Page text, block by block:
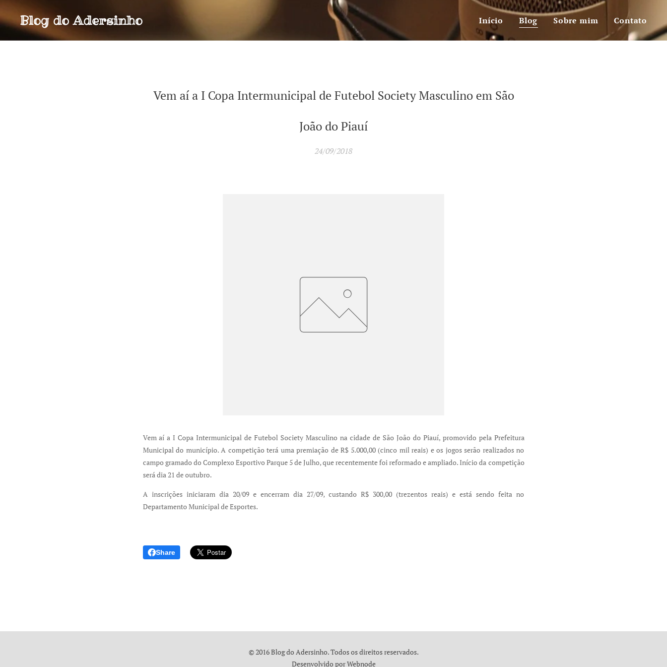
Blog doAdersinho Início Blog Sobre mim Contato
Vem aí a I Copa Intermunicipal de Futebol Society Masculino em São
João do Piauí
24/09/2018
Vem aí a I Copa Intermunicipal de Futebol Society Masculino na cidade de São João do Piauí, promovido pela Prefeitura
Municipal do município. A competição terá uma premiação de R$ 5.000,00 (cinco mil reais) e os jogos serão realizados no
campo gramado do Complexo Esportivo Parque 5 de Julho, que recentemente foi reformado e ampliado. Início da competição
será dia 21 de outubro.
A inscrições iniciaram dia 20/09 e encerram dia 27/09, custando R$ 300,00 (trezentos reais) e está sendo feita no
Departamento Municipal de Esportes.
Share
© 2016 Blog do Adersinho. Todos os direitos reservados.
Desenvolvido porWebnode